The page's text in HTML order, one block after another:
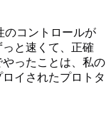
のコントロールが
と速くて、正確
ったことは、私の
イされたプロトタ